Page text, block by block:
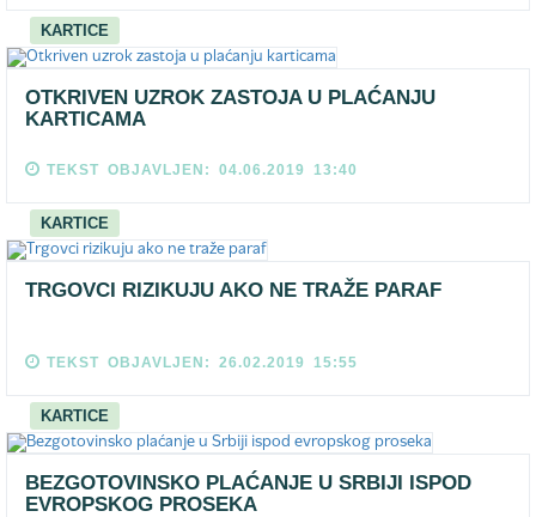
KARTICE
OTKRIVEN UZROK ZASTOJA U PLAĆANJU
KARTICAMA
TEKST OBJAVLJEN: 04.06.2019 13:40
KARTICE
TRGOVCI RIZIKUJU AKO NE TRAŽE PARAF
TEKST OBJAVLJEN: 26.02.2019 15:55
KARTICE
BEZGOTOVINSKO PLAĆANJE U SRBIJI ISPOD
EVROPSKOG PROSEKA